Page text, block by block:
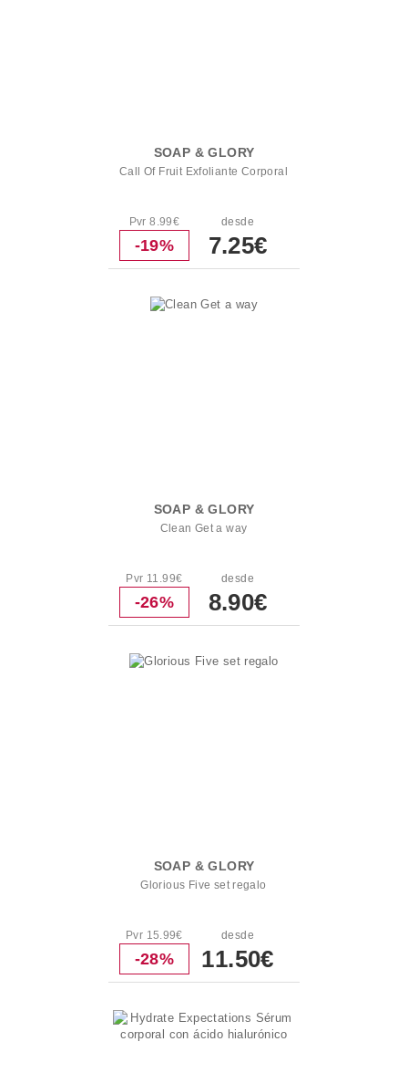
SOAP & GLORY
Call Of Fruit Exfoliante Corporal
Pvr 8.99€
-19%
desde
7.25€
SOAP & GLORY
Clean Get a way
Pvr 11.99€
-26%
desde
8.90€
SOAP & GLORY
Glorious Five set regalo
Pvr 15.99€
-28%
desde
11.50€